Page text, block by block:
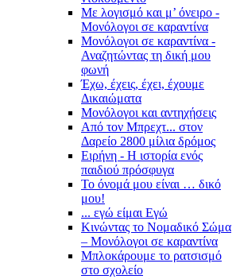
Με λογισμό και μ’ όνειρο -
Μονόλογοι σε καραντίνα
Μονόλογοι σε καραντίνα -
Αναζητώντας τη δική μου
φωνή
Έχω, έχεις, έχει, έχουμε
Δικαιώματα
Μονόλογοι και αντηχήσεις
Από τον Μπρεχτ... στον
Δαρείο 2800 μίλια δρόμος
Ειρήνη - Η ιστορία ενός
παιδιού πρόσφυγα
Το όνομά μου είναι … δικό
μου!
... εγώ είμαι Εγώ
Κινώντας το Νομαδικό Σώμα
– Μονόλογοι σε καραντίνα
Μπλοκάρουμε το ρατσισμό
στο σχολείο